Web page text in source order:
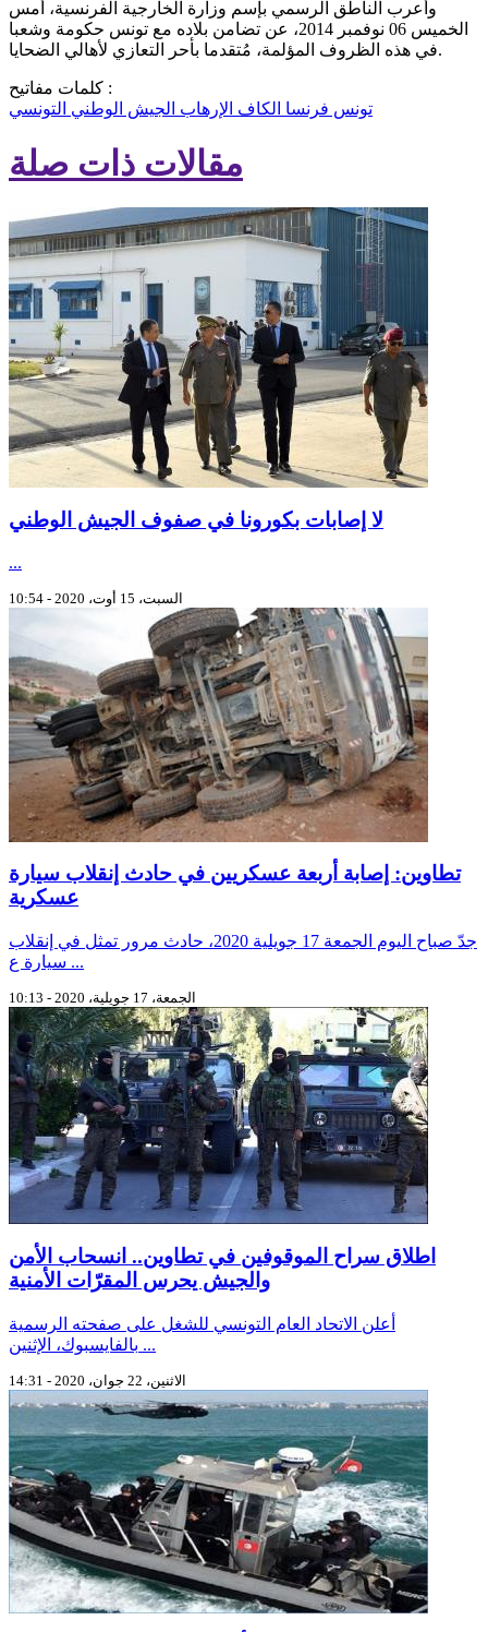
وأعرب الناطق الرسمي بإسم وزارة الخارجية الفرنسية، أمس
الخميس 06 نوفمبر 2014، عن تضامن بلاده مع تونس حكومة وشعبا
في هذه الظروف المؤلمة، مُتقدما بأحر التعازي لأهالي الضحايا.
كلمات مفاتيح :
تونس فرنسا الكاف الإرهاب الجيش الوطني التونسي
مقالات ذات صلة
لا إصابات بكورونا في صفوف الجيش الوطني
...
السبت، 15 أوت، 2020 - 10:54
تطاوين: إصابة أربعة عسكريين في حادث إنقلاب سيارة
عسكرية
جدّ صباح اليوم الجمعة 17 جويلية 2020، حادث مرور تمثل في إنقلاب
سيارة ع ...
الجمعة، 17 جويلية، 2020 - 10:13
اطلاق سراح الموقوفين في تطاوين.. انسحاب الأمن
والجيش يحرس المقرّات الأمنية
أعلن الاتحاد العام التونسي للشغل على صفحته الرسمية
بالفايسبوك، الإثنين ...
الاثنين، 22 جوان، 2020 - 14:31